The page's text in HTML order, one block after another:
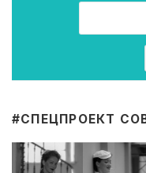
#CПЕЦПРОЕКТ